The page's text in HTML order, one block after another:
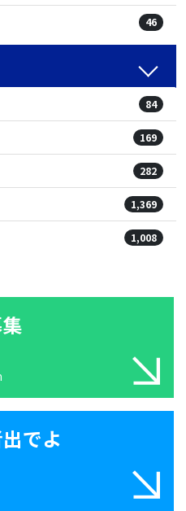
46
84
169
282
1,369
1,008
でよ